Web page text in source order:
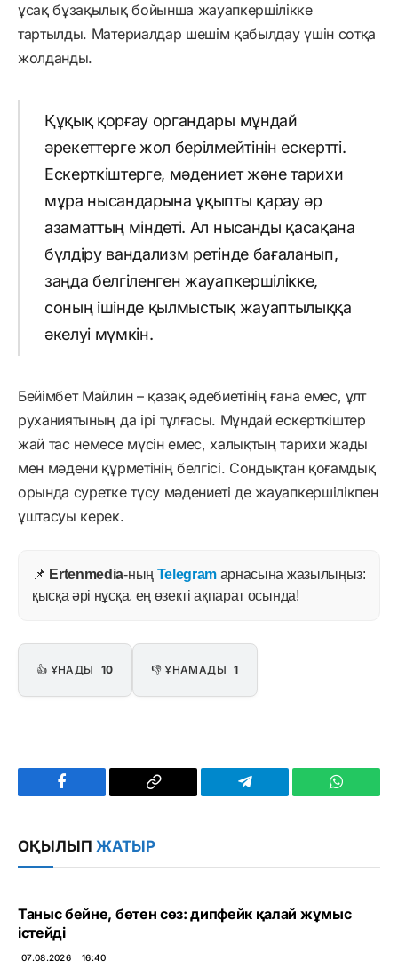
ұсақ бұзақылық бойынша жауапкершілікке
тартылды. Материалдар шешім қабылдау үшін сотқа
жолданды.
Құқық қорғау органдары мұндай
әрекеттерге жол берілмейтінін ескертті.
Ескерткіштерге, мәдениет және тарихи
мұра нысандарына ұқыпты қарау әр
азаматтың міндеті. Ал нысанды қасақана
бүлдіру вандализм ретінде бағаланып,
заңда белгіленген жауапкершілікке,
соның ішінде қылмыстық жауаптылыққа
әкелуі мүмкін.
Бейімбет Майлин – қазақ әдебиетінің ғана емес, ұлт
руханиятының да ірі тұлғасы. Мұндай ескерткіштер
жай тас немесе мүсін емес, халықтың тарихи жады
мен мәдени құрметінің белгісі. Сондықтан қоғамдық
орында суретке түсу мәдениеті де жауапкершілікпен
ұштасуы керек.
📌 Ertenmedia-ның Telegram арнасына жазылыңыз:
қысқа әрі нұсқа, ең өзекті ақпарат осында!
👍 ҰНАДЫ 10 👎 ҰНАМАДЫ 1
Facebook
Copy
Telegram
ОҚЫЛЫП ЖАТЫР
Таныс бейне, бөтен сөз: дипфейк қалай жұмыс
істейді
07.08.2026 ∣ 16:40